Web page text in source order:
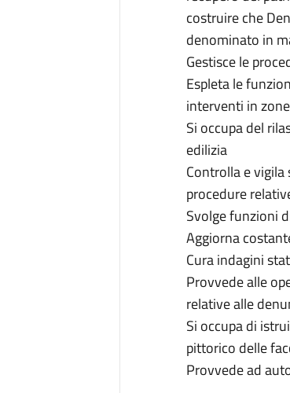
costruire che
denominato in
Gestisce le
Espleta le
interventi in
Si occupa del
edilizia
Controlla e vigila
procedure
Svolge funzioni
Aggiorna
Cura indagini
Provvede alle
relative alle
Si occupa di
pittorico delle
Provvede ad